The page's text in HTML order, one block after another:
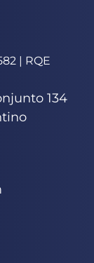
| RQE
134